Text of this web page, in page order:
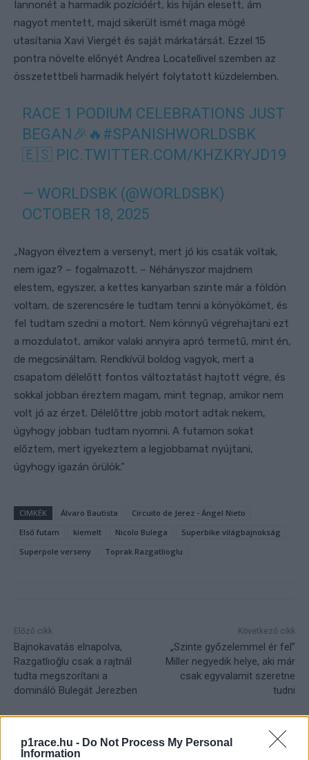
p1race.hu - Do Not Process My Personal
Information
Iannonét a harmadik pozícióért, kis híján elesett, ám
nagyot mentett, majd sikerült ismét maga mögé
utasítania Xavi Viergét és saját márkatársát. Ezzel 15
pontra növelte előnyét Andrea Locatellivel szemben az
összetettbeli harmadik helyért folytatott küzdelemben.
RACE 1 PODIUM CELEBRATIONS JUST
BEGAN🎉🔥 #SPANISHWORLDSBK
🇪🇸 PIC.TWITTER.COM/KHZKRYJD19
— WORLDSBK (@WORLDSBK)
OCTOBER 18, 2025
„Nagyon élveztem a versenyt, mert jó kis csaták voltak,
nem igaz? – fogalmazott. – Néhányszor majdnem
elestem, egyszer, a kettes kanyarban szinte már a földön
voltam, de szerencsére le tudtam tenni a könyökömet, és
fel tudtam szedni a motort. Nem könnyű végrehajtani ezt
a mozdulatot, amikor valaki annyira apró termetű, mint én,
de megcsináltam. Rendkívül boldog vagyok, mert a
csapatom délelőtt fontos változtatást hajtott végre, és
sokkal jobban éreztem magam, mint tegnap, amikor nem
volt jó az érzet. Délelőttre jobb motort adtak nekem,
úgyhogy jobban tudtam nyomni. A futamon sokat
előztem, mert igyekeztem a legjobbamat nyújtani,
úgyhogy igazán örülök.”
CIMKÉK Álvaro Bautista
Circuito de Jerez - Ángel Nieto
Első futam
kiemelt Nicolo Bulega
Superbike világbajnokság
Superpole verseny
Toprak Razgatlioglu
Előző cikk
Bajnokavatás elnapolva,
Razgatlıoğlu csak a rajtnál
tudta megszorítani a
domináló Bulegát Jerezben
Következő cikk
„Szinte győzelemmel ér fel”
Miller negyedik helye, aki már
csak egyvalamit szeretne
tudni